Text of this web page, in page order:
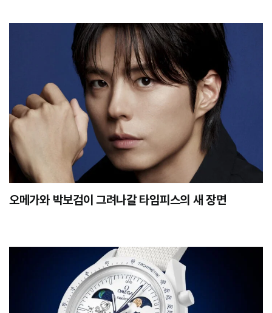
오메가와 박보검이 그려나갈 타임피스의 새 장면